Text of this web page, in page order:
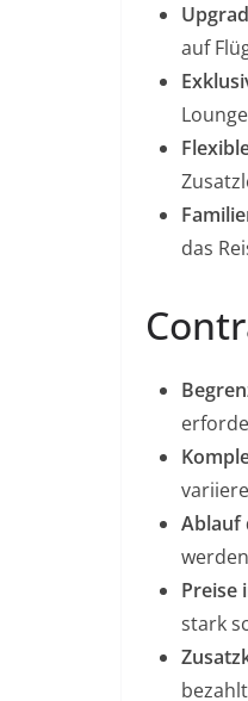
auf
das
Ablauf
Preise
stark